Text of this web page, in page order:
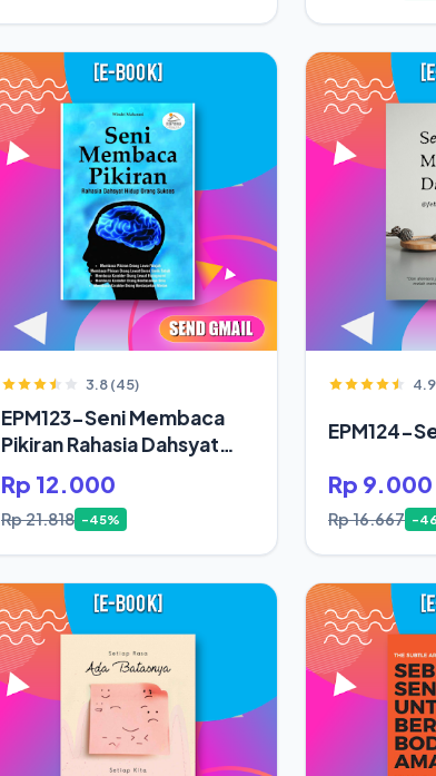
3.8 (45)
EPM123-Seni Membaca
Pikiran Rahasia Dahsyat
Hidup Orang Sukses
Rp 12.000
Rp 21.818 -45%
4.9
EPM124-
Rp 9.000
Rp 16.667 -